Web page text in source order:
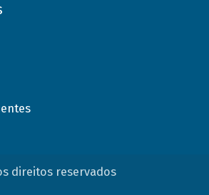
direitos reservados